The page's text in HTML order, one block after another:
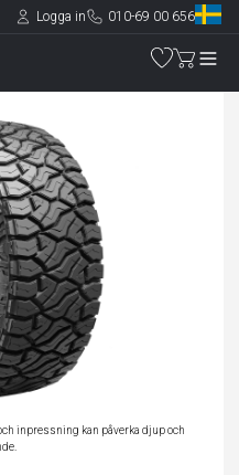
Logga in 010-69 00 656
inpressning kan påverka djup och